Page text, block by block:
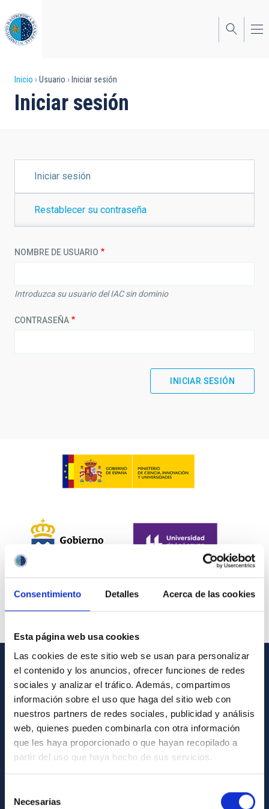
Consentimiento Detalles Acerca de las cookies
Esta página web usa cookies
Las cookies de este sitio web se usan para personalizar
el contenido y los anuncios, ofrecer funciones de redes
sociales y analizar el tráfico. Además, compartimos
información sobre el uso que haga del sitio web con
nuestros partners de redes sociales, publicidad y análisis
web, quienes pueden combinarla con otra información
que les haya proporcionado o que hayan recopilado a
partir del uso que haya hecho de sus servicios.
Necesarias
al
contenido
principal
Sobrescribir
enlaces
la
navegación
Inicio Usuario Iniciar sesión
Iniciar sesión
PRINCIPALES
Iniciar sesión
Restablecer su contraseña
NOMBRE DE USUARIO
Introduzca su usuario del IAC sin dominio
CONTRASEÑA
INFORMACIÓN GENERAL
Contacto
Cómo llegar al IAC
Directorio de personal
Biblioteca